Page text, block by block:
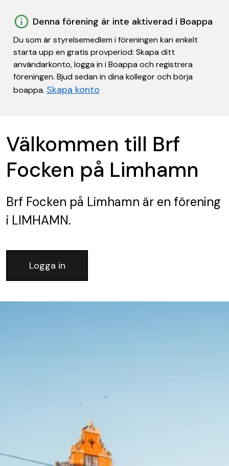
Denna förening är inte aktiverad i Boappa
Du som är styrelsemedlem i föreningen kan enkelt
starta upp en gratis provperiod: Skapa ditt
användarkonto, logga in i Boappa och registrera
föreningen. Bjud sedan in dina kollegor och börja
boappa. Skapa konto
Välkommen till Brf
Focken på Limhamn
Brf Focken på Limhamn är en förening
i LIMHAMN.
Logga in